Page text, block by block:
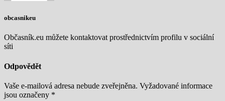
obcasnikeu
Občasník.eu můžete kontaktovat prostřednictvím profilu v sociální
síti
Odpovědět
Vaše e-mailová adresa nebude zveřejněna. Vyžadované informace
jsou označeny *